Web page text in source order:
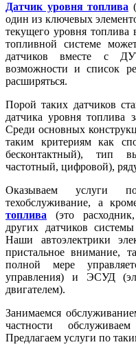
Датчик уровня топлива
один из ключевых
текущего уровня топлива
топливной системе
датчиков вместе с
возможности и список
расширяться.
Порой таких датчиков
датчика уровня топлива
Среди основных
таким критериям как
бесконтактный), тип
частотный, цифровой),
Оказываем услуги
техобслуживание, а
топлива (это
других датчиков
Наши автоэлектрики
пристальное внимание,
полной мере
управления) и ЭСУД
двигателем).
Занимаемся
частности
Предлагаем услуги по